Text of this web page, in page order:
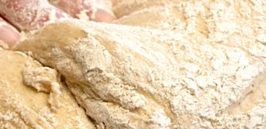
Brotbacken für Einsteiger
Videos
Kochen mit Brot
Über uns